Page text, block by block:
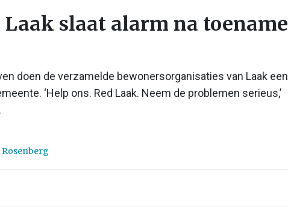
Laak slaat alarm na toename
doen de verzamelde bewonersorganisaties van Laak een
‘Help ons. Red Laak. Neem de problemen serieus,’